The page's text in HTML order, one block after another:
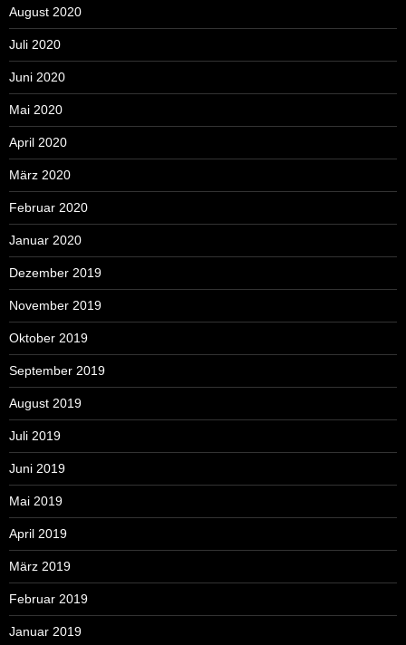
August 2020
Juli 2020
Juni 2020
Mai 2020
April 2020
März 2020
Februar 2020
Januar 2020
Dezember 2019
November 2019
Oktober 2019
September 2019
August 2019
Juli 2019
Juni 2019
Mai 2019
April 2019
März 2019
Februar 2019
Januar 2019